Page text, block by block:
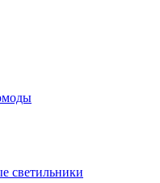
светильники